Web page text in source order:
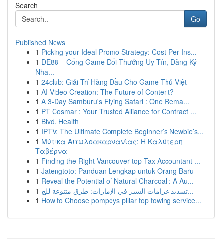
Search
Go
Published News
1 Picking your Ideal Promo Strategy: Cost-Per-Ins...
1 DE88 – Cổng Game Đổi Thưởng Uy Tín, Đăng Ký
Nha...
1 24club: Giải Trí Hàng Đầu Cho Game Thủ Việt
1 AI Video Creation: The Future of Content?
1 A 3-Day Samburu's Flying Safari : One Rema...
1 PT Cosmar : Your Trusted Alliance for Contract ...
1 Blvd. Health
1 IPTV: The Ultimate Complete Beginner’s Newbie’s...
1 Μύτικα Αιτωλοακαρνανίας: Η Καλύτερη
Ταβέρνα
1 Finding the Right Vancouver top Tax Accountant ...
1 Jatengtoto: Panduan Lengkap untuk Orang Baru
1 Reveal the Potential of Natural Charcoal : A Au...
1
تسديد غرامات السير في الإمارات: طرق متنوعة للج...
1 How to Choose pompeys pillar top towing service...